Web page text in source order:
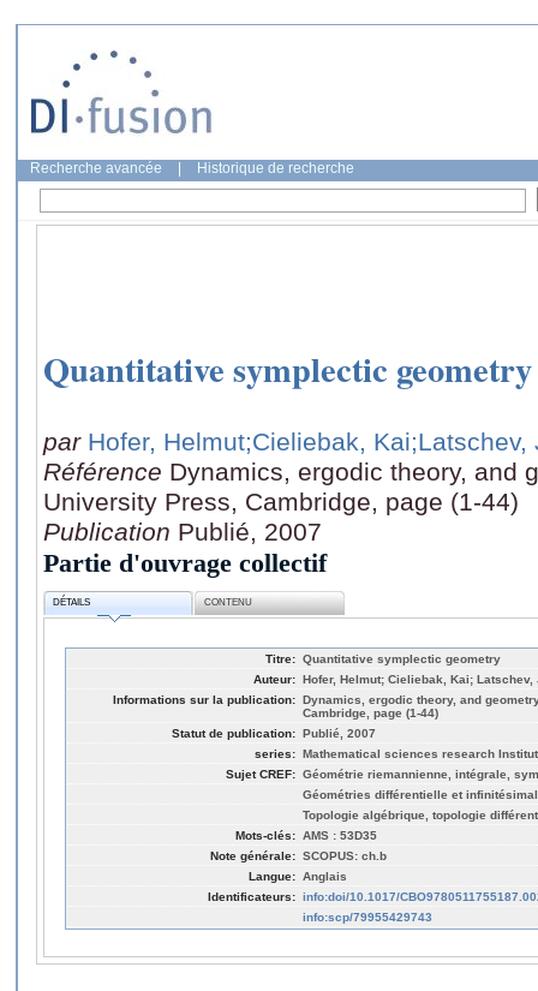
Recherche avancée Historique de recherche
Quantitative symplectic geometry
par Hofer, Helmut;Cieliebak, Kai;Latschev,
Référence Dynamics, ergodic theory, and
University Press, Cambridge, page (1-44)
Publication Publié, 2007
Partie d'ouvrage collectif
DÉTAILS CONTENU
Titre: Quantitative symplectic geometry
Auteur: Hofer, Helmut; Cieliebak, Kai;
Informations sur la publication: Dynamics, ergodic theory, and
Cambridge, page (1-44)
Statut de publication: Publié, 2007
series: Mathematical sciences research
Sujet CREF: Géométrie riemannienne, intégrale,
Géométries différentielle et
Topologie algébrique, topologie
Mots-clés: AMS : 53D35
Note générale: SCOPUS: ch.b
Langue: Anglais
Identificateurs: info:doi/10.1017/
info:scp/79955429743